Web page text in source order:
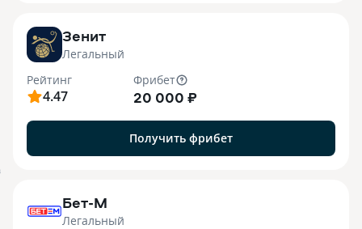
Зенит
Легальный
Рейтинг
4.47
Фрибет
20 000 ₽
Получить фрибет
Бет-М
Легальный